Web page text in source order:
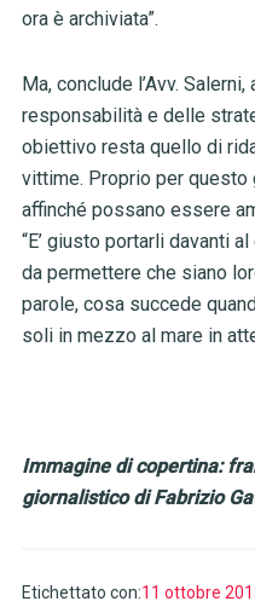
ora è archiviata”.
Ma, conclude l’Avv.
responsabilità e delle
obiettivo resta quello di
vittime. Proprio per questo
affinché possano essere
“E’ giusto portarli davanti
da permettere che siano
parole, cosa succede
soli in mezzo al mare in
Immagine di copertina:
giornalistico di Fabrizio
Etichettato con:11 ottobre